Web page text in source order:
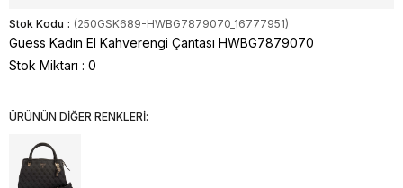
Stok Kodu (250GSK689-HWBG7879070_16777951)
Guess Kadın El Kahverengi Çantası HWBG7879070
Stok Miktarı : 0
ÜRÜNÜN DİĞER RENKLERİ: